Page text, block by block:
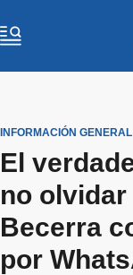
INFORMACIÓN GENERAL
El
no
Becerra
por